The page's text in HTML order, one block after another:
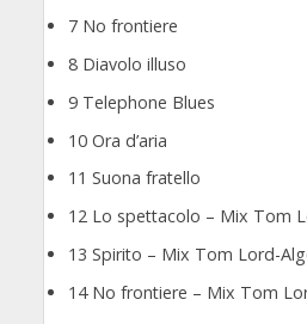
7 No frontiere
8 Diavolo illuso
9 Telephone Blues
10 Ora d’aria
11 Suona fratello
12 Lo spettacolo – Mix Tom
13 Spirito – Mix Tom Lord-
14 No frontiere – Mix Tom